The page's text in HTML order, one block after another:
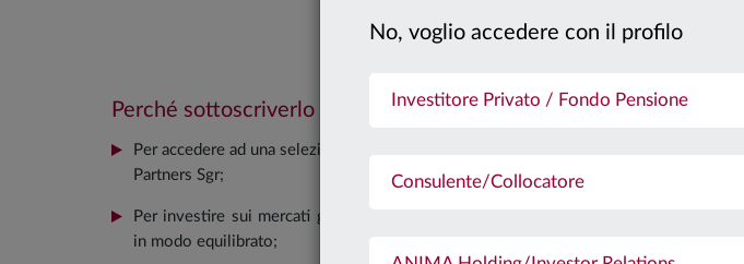
No, voglio accedere con il profilo
Investitore Privato / Fondo Pensione
Consulente/Collocatore
Perché sottoscriverlo
Per accedere ad una selezione flessibile e bilanciata dei migliori prodotti di Anima Sgr
Partners Sgr;
Per investire sui mercati globali diversificando sia sul mercato obbligazionario che
in modo equilibrato;